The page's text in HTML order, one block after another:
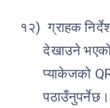
१२) ग्राहक
देखाउने भएको
प्याकेजको
पठाउँनुपर्नेछ।